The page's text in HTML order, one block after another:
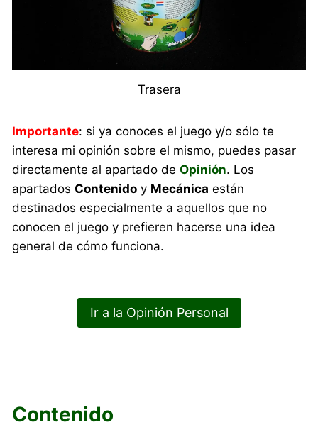
Trasera
Importante: si ya conoces el juego y/o sólo te
interesa mi opinión sobre el mismo, puedes pasar
directamente al apartado deOpinión. Los
apartadosContenido y Mecánica están
destinados especialmente a aquellos que no
conocen el juego y prefieren hacerse una idea
general de cómo funciona.
Ir a la Opinión Personal
Contenido